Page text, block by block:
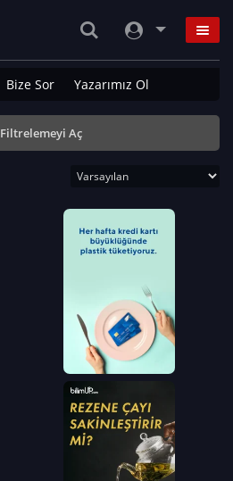
Bize Sor Yazarımız Ol
Filtrelemeyi Aç